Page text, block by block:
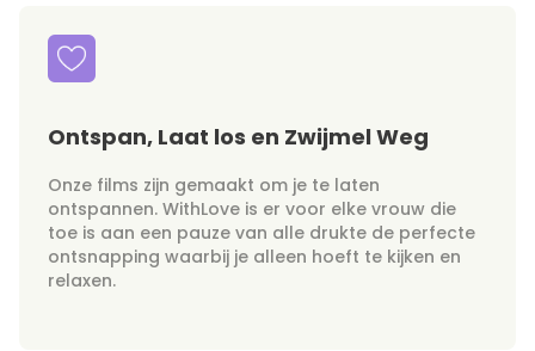
Ontspan, Laat los en Zwijmel Weg
Onze films zijn gemaakt om je te laten
ontspannen. WithLove is er voor elke vrouw die
toe is aan een pauze van alle drukte de perfecte
ontsnapping waarbij je alleen hoeft te kijken en
relaxen.